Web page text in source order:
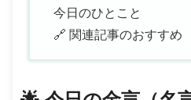
今日のひとこと
🔗 関連記事のおすすめ